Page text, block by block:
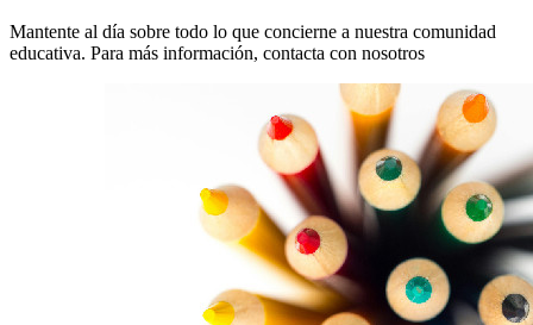
Mantente al día sobre todo lo que concierne a nuestra comunidad
educativa. Para más información, contacta con nosotros